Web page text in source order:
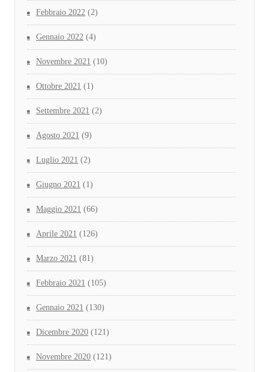
Febbraio 2022 (2)
Gennaio 2022 (4)
Novembre 2021 (10)
Ottobre 2021 (1)
Settembre 2021 (2)
Agosto 2021 (9)
Luglio 2021 (2)
Giugno 2021 (1)
Maggio 2021 (66)
Aprile 2021 (126)
Marzo 2021 (81)
Febbraio 2021 (105)
Gennaio 2021 (130)
Dicembre 2020 (121)
Novembre 2020 (121)